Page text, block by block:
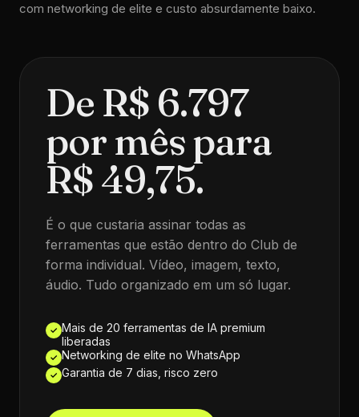
com networking de elite e custo absurdamente baixo.
De R$ 6.797
por mês para
R$ 49,75.
É o que custaria assinar todas as
ferramentas que estão dentro do Club de
forma individual. Vídeo, imagem, texto,
áudio. Tudo organizado em um só lugar.
✓ Mais de 20 ferramentas de IA premium
liberadas
✓ Networking de elite no WhatsApp
✓ Garantia de 7 dias, risco zero